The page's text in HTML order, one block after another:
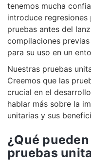
tenemos mucha
introduce
pruebas antes del
compilaciones
para su uso en un
Nuestras pruebas
Creemos que las
crucial en el
hablar más sobre la
unitarias y sus
¿Qué
pruebas